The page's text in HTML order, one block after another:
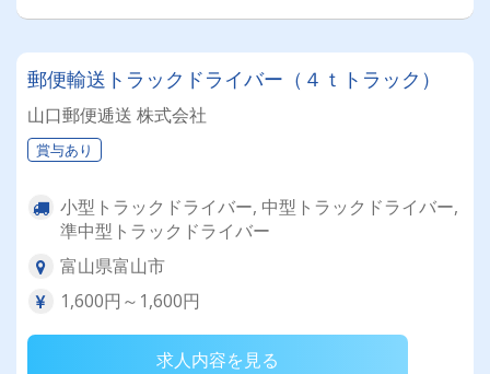
郵便輸送トラックドライバー（４ｔトラック）
山口郵便逓送 株式会社
賞与あり
小型トラックドライバー, 中型トラックドライバー,
準中型トラックドライバー
富山県富山市
1,600円～1,600円
求人内容を見る